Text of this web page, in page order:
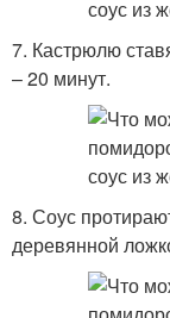
7. Кастрюлю
– 20 минут.
8. Соус
деревянной